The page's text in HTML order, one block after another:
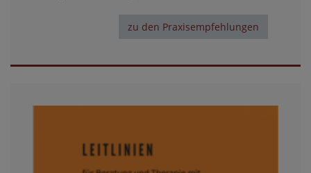
zu den Praxisempfehlungen